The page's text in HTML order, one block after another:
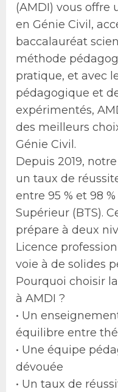
(AMDI) vous offre
en Génie Civil,
baccalauréat
méthode
pratique, et avec
pédagogique et
expérimentés,
des meilleurs
Génie Civil.
Depuis 2019,
un taux de
entre 95 % et 98
Supérieur (BTS).
prépare à deux
Licence
voie à de solides
Pourquoi choisir
à AMDI ?
• Un
équilibre entre
• Une équipe
dévouée
• Un taux de